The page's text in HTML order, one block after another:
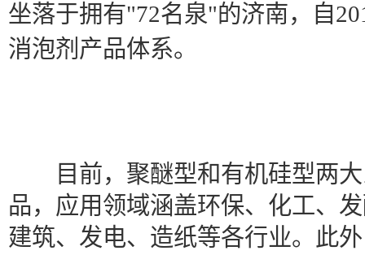
坐落于拥有"72名泉"的济南，自
消泡剂产品体系。
目前，聚醚型和有机硅型两大
品，应用领域涵盖环保、化工、
建筑、发电、造纸等各行业。此